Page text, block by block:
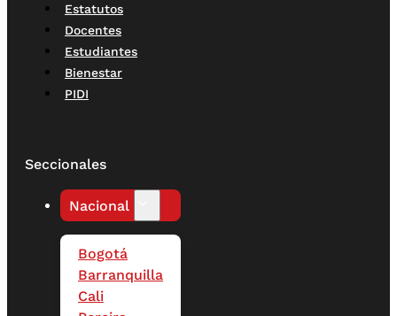
Estatutos
Docentes
Estudiantes
Bienestar
PIDI
Seccionales
Nacional
Bogotá
Barranquilla
Cali